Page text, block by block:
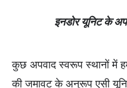
इनडोर यूनिट के
कुछ अपवाद स्वरूप स्थानों में
की जमावट के अनुरूप एसी